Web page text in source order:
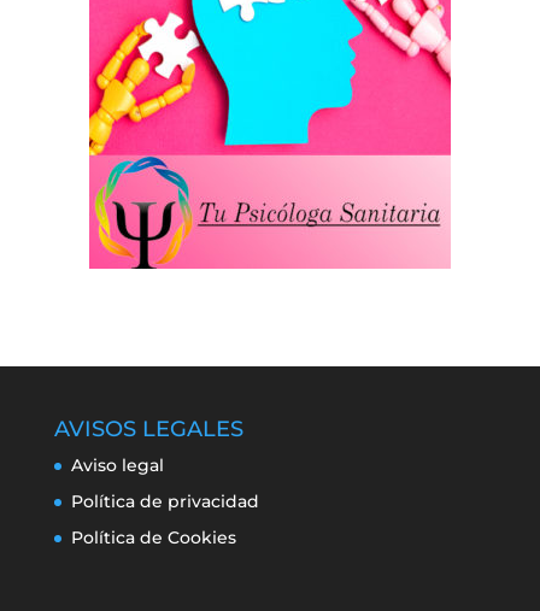
AVISOS LEGALES
Aviso legal
Política de privacidad
Política de Cookies